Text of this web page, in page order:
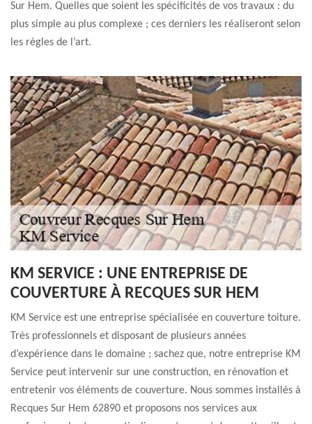
Sur Hem. Quelles que soient les spécificités de vos travaux : du
plus simple au plus complexe ; ces derniers les réaliseront selon
les règles de l’art.
KM SERVICE : UNE ENTREPRISE DE
COUVERTURE À RECQUES SUR HEM
KM Service est une entreprise spécialisée en couverture toiture.
Très professionnels et disposant de plusieurs années
d’expérience dans le domaine ; sachez que, notre entreprise KM
Service peut intervenir sur une construction, en rénovation et
entretenir vos éléments de couverture. Nous sommes installés à
Recques Sur Hem 62890 et proposons nos services aux